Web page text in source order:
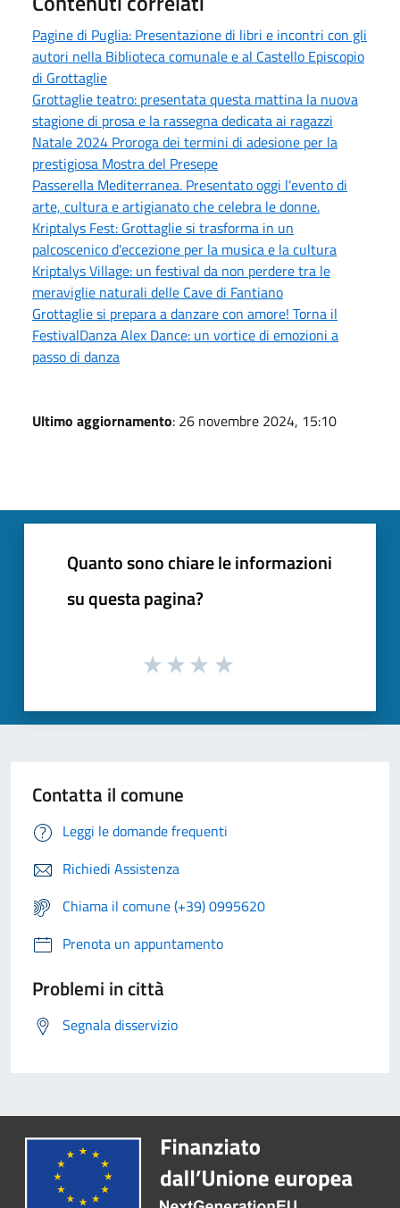
Pagine di Puglia: Presentazione di libri e incontri con gli
autori nella Biblioteca comunale e al Castello Episcopio
di Grottaglie
Grottaglie teatro: presentata questa mattina la nuova
stagione di prosa e la rassegna dedicata ai ragazzi
Natale 2024 Proroga dei termini di adesione per la
prestigiosa Mostra del Presepe
Passerella Mediterranea. Presentato oggi l’evento di
arte, cultura e artigianato che celebra le donne.
Kriptalys Fest: Grottaglie si trasforma in un
palcoscenico d'eccezione per la musica e la cultura
Kriptalys Village: un festival da non perdere tra le
meraviglie naturali delle Cave di Fantiano
Grottaglie si prepara a danzare con amore! Torna il
FestivalDanza Alex Dance: un vortice di emozioni a
passo di danza
Ultimo aggiornamento: 26 novembre 2024, 15:10
Quanto sono chiare le informazioni
su questa pagina?
Contatta il comune
Leggi le domande frequenti
Richiedi Assistenza
Chiama il comune (+39) 0995620
Prenota un appuntamento
Problemi in città
Segnala disservizio